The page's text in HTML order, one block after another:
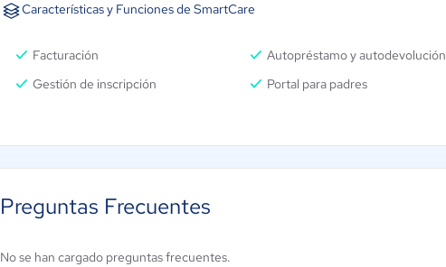
Características y Funciones de SmartCare
Facturación Autopréstamo y autodevolución
Gestión de inscripción
Portal para padres
Preguntas Frecuentes
No se han cargado preguntas frecuentes.